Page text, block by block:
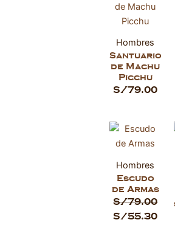
Hombres
Santuario
de Machu
Picchu
S/79.00
Hombres
Escudo
de Armas
S/79.00
El
precio
era:
S/79.00.
S/55.30
S/